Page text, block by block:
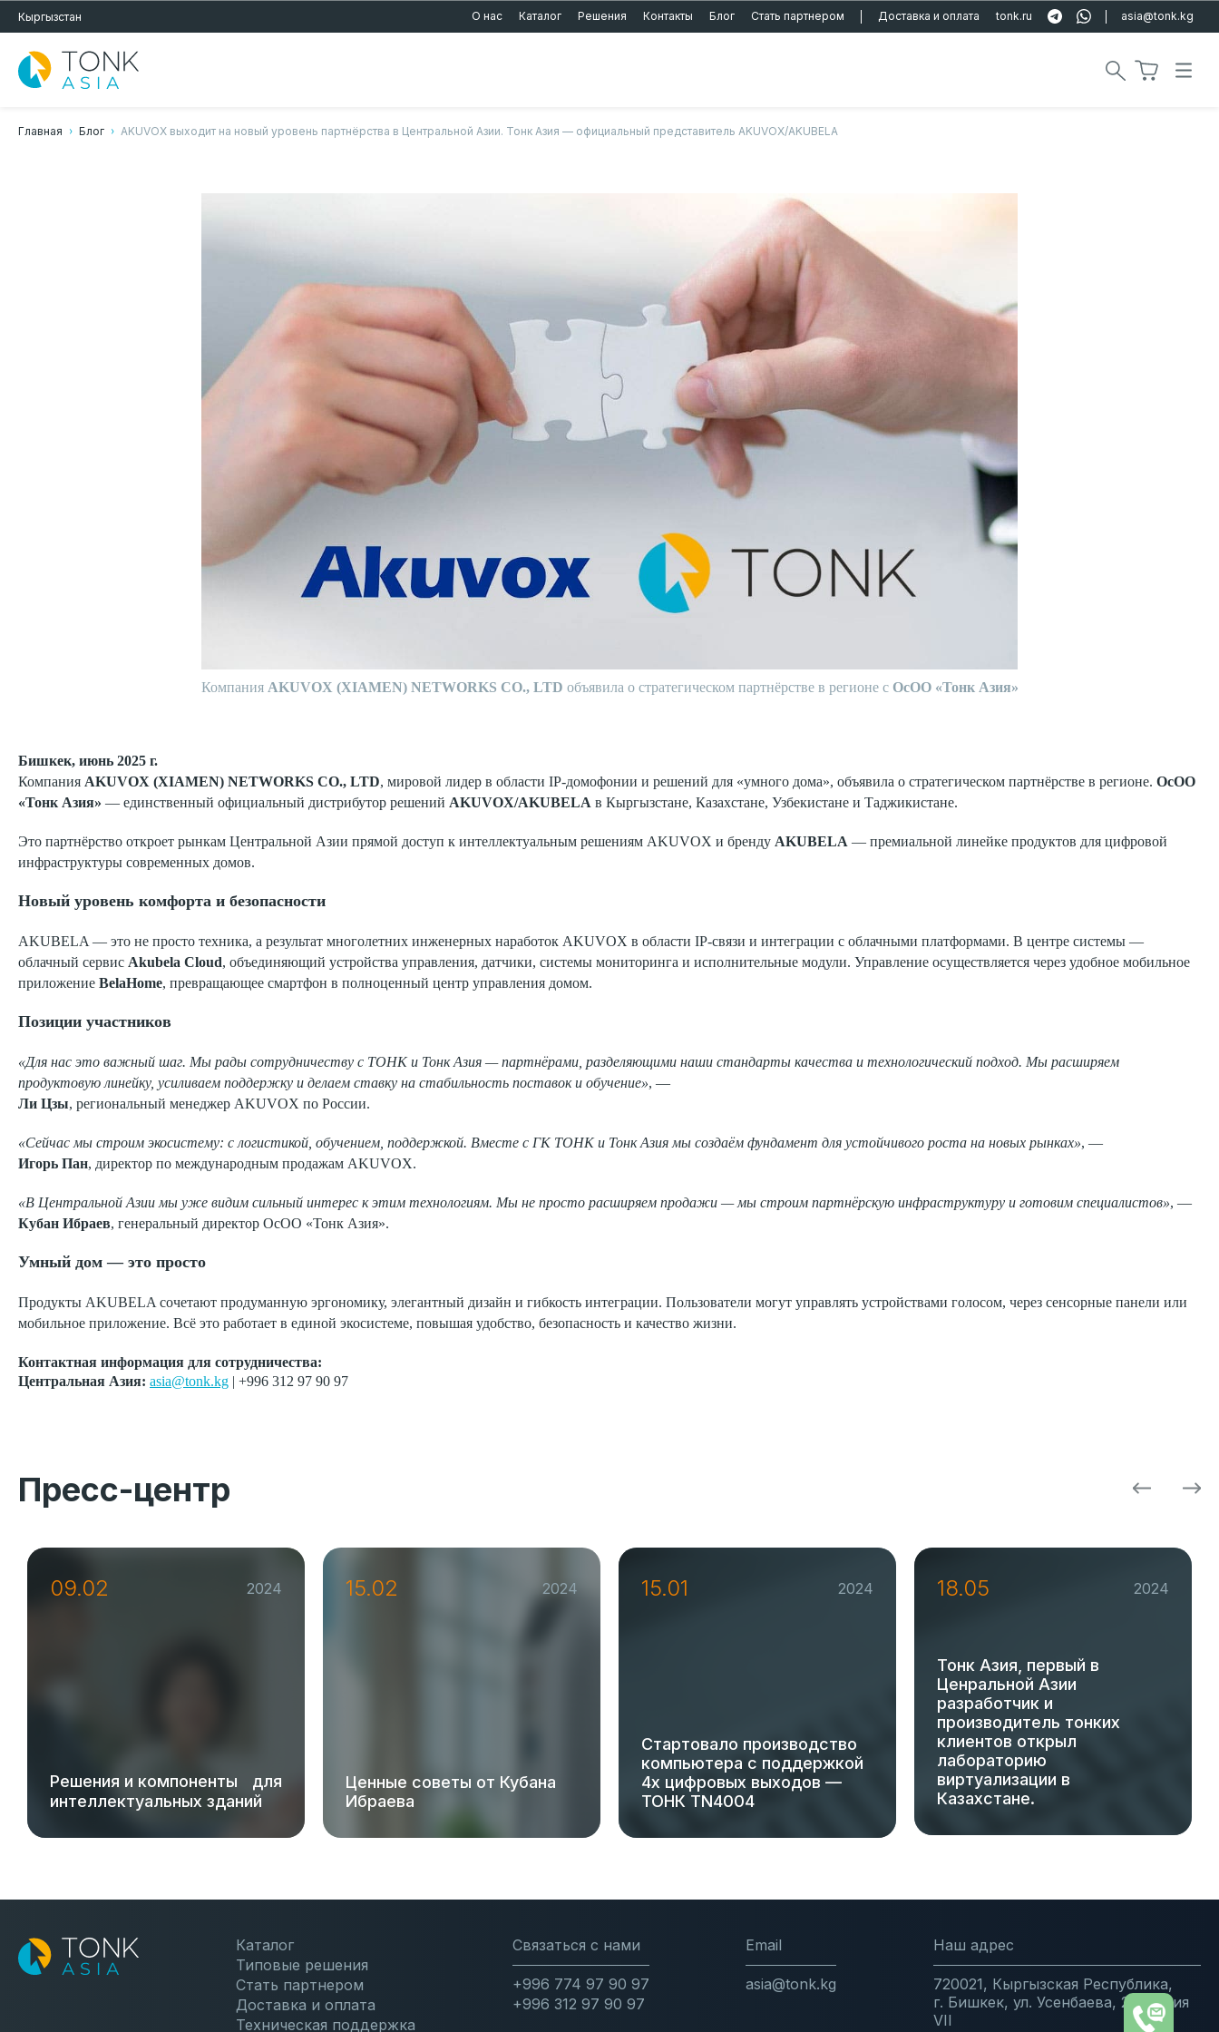
Кыргызстан О нас Каталог Решения Контакты Блог Стать партнером Доставка и оплата tonk.ru asia@tonk.kg
Главная Блог AKUVOX выходит на новый уровень партнёрства в Центральной Азии. Тонк Азия — официальный представитель AKUVOX/AKUBELA
Компания AKUVOX (XIAMEN) NETWORKS CO., LTD объявила о стратегическом партнёрстве в регионе с ОсОО «Тонк Азия»
Бишкек, июнь 2025 г.
Компания AKUVOX (XIAMEN) NETWORKS CO., LTD, мировой лидер в области IP-домофонии и решений для «умного дома», объявила о стратегическом партнёрстве в регионе. ОсОО
«Тонк Азия» — единственный официальный дистрибутор решений AKUVOX/AKUBELA в Кыргызстане, Казахстане, Узбекистане и Таджикистане.
Это партнёрство откроет рынкам Центральной Азии прямой доступ к интеллектуальным решениям AKUVOX и бренду AKUBELA — премиальной линейке продуктов для цифровой
инфраструктуры современных домов.
Новый уровень комфорта и безопасности
AKUBELA — это не просто техника, а результат многолетних инженерных наработок AKUVOX в области IP-связи и интеграции с облачными платформами. В центре системы —
облачный сервис Akubela Cloud, объединяющий устройства управления, датчики, системы мониторинга и исполнительные модули. Управление осуществляется через удобное мобильное
приложение BelaHome, превращающее смартфон в полноценный центр управления домом.
Позиции участников
«Для нас это важный шаг. Мы рады сотрудничеству с ТОНК и Тонк Азия — партнёрами, разделяющими наши стандарты качества и технологический подход. Мы расширяем
продуктовую линейку, усиливаем поддержку и делаем ставку на стабильность поставок и обучение», —
Ли Цзы, региональный менеджер AKUVOX по России.
«Сейчас мы строим экосистему: с логистикой, обучением, поддержкой. Вместе с ГК ТОНК и Тонк Азия мы создаём фундамент для устойчивого роста на новых рынках», —
Игорь Пан, директор по международным продажам AKUVOX.
«В Центральной Азии мы уже видим сильный интерес к этим технологиям. Мы не просто расширяем продажи — мы строим партнёрскую инфраструктуру и готовим специалистов», —
Кубан Ибраев, генеральный директор ОсОО «Тонк Азия».
Умный дом — это просто
Продукты AKUBELA сочетают продуманную эргономику, элегантный дизайн и гибкость интеграции. Пользователи могут управлять устройствами голосом, через сенсорные панели или
мобильное приложение. Всё это работает в единой экосистеме, повышая удобство, безопасность и качество жизни.
Контактная информация для сотрудничества:
Центральная Азия: asia@tonk.kg | +996 312 97 90 97
Пресс-центр
09.02 2024
Решения и компоненты для
интеллектуальных зданий
15.02 2024
Ценные советы от Кубана
Ибраева
15.01 2024
Стартовало производство
компьютера с поддержкой
4х цифровых выходов —
ТОНК TN4004
18.05 2024
Тонк Азия, первый в
Ценральной Азии
разработчик и
производитель тонких
клиентов открыл
лабораторию
виртуализации в
Казахстане.
Каталог
Типовые решения
Стать партнером
Доставка и оплата
Техническая поддержка
Связаться с нами
+996 774 97 90 97
+996 312 97 90 97
Email
asia@tonk.kg
Наш адрес
720021, Кыргызская Республика,
г. Бишкек, ул. Усенбаева, 2, секция
VII